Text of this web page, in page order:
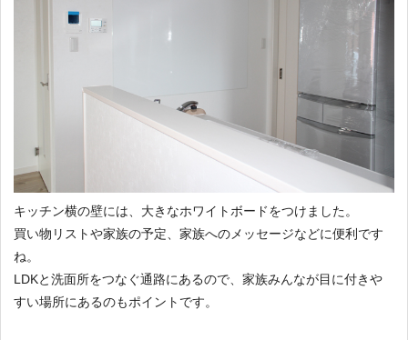
キッチン横の壁には、大きなホワイトボードをつけました。
買い物リストや家族の予定、家族へのメッセージなどに便利です
ね。
LDKと洗面所をつなぐ通路にあるので、家族みんなが目に付きや
すい場所にあるのもポイントです。